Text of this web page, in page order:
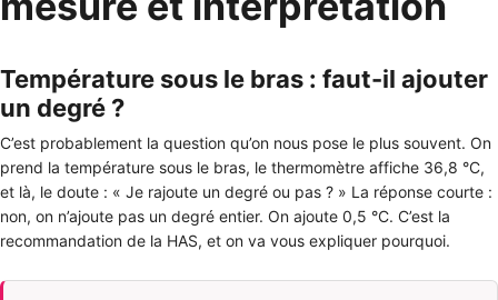
Température sous le bras : faut-il ajouter
un degré ?
C’est probablement la question qu’on nous pose le plus souvent. On
prend la température sous le bras, le thermomètre affiche 36,8 °C,
et là, le doute : « Je rajoute un degré ou pas ? » La réponse courte :
non, on n’ajoute pas un degré entier. On ajoute 0,5 °C. C’est la
recommandation de la HAS, et on va vous expliquer pourquoi.